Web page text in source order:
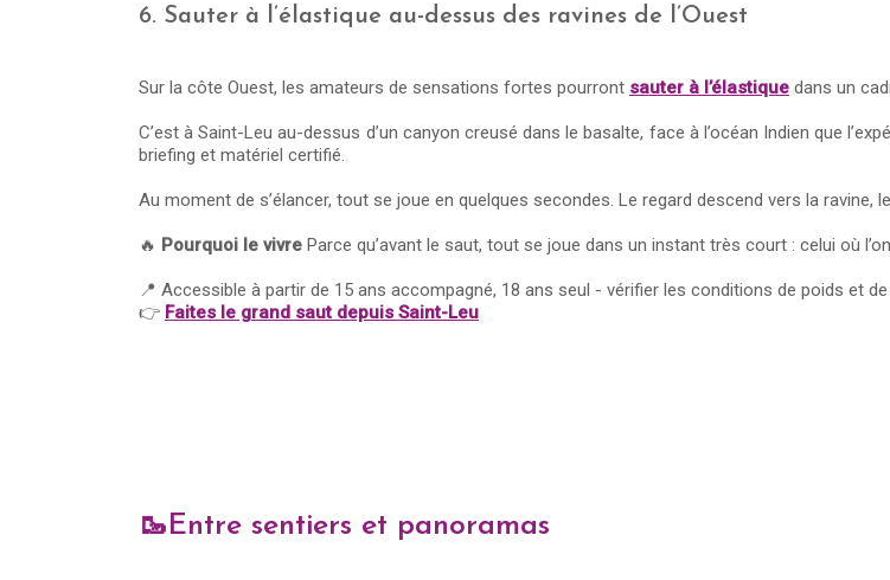
6. Sauter à l’élastique au-dessus des ravines de l’Ouest
Sur la côte Ouest, les amateurs de sensations fortes pourront sauter à l’élastique dans un
C’est à Saint-Leu au-dessus d’un canyon creusé dans le basalte, face à l’océan Indien que
briefing et matériel certifié.
Au moment de s’élancer, tout se joue en quelques secondes. Le regard descend vers la ravine,
🔥 Pourquoi le vivre Parce qu’avant le saut, tout se joue dans un instant très court : celui où l’on
📍 Accessible à partir de 15 ans accompagné, 18 ans seul - vérifier les conditions de poids et
👉 Faites le grand saut depuis Saint-Leu
🥾Entre sentiers et panoramas